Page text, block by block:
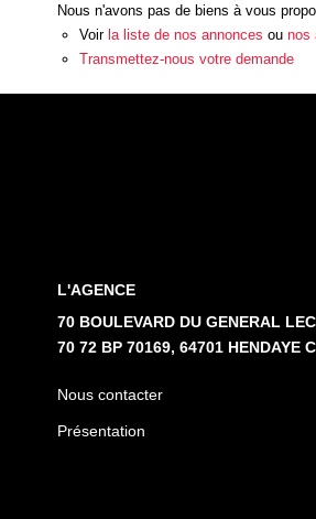
Nous n'avons pas de biens à vous
Voir la liste de nos annonces ou nos
Transmettez-nous votre demande
L'AGENCE
70 BOULEVARD DU GENERAL
70 72 BP 70169, 64701 HENDAYE
Nous contacter
Présentation